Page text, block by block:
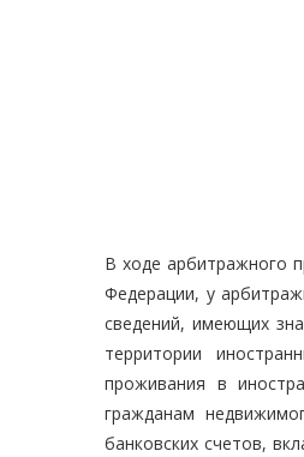
В ходе арбитражного
Федерации, у
сведений, имеющих
территории
проживания в
гражданам
банковских счетов,